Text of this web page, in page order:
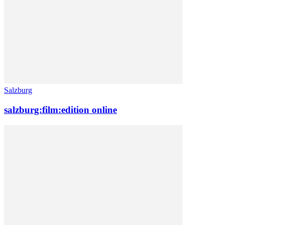
Salzburg
salzburg:film:edition online